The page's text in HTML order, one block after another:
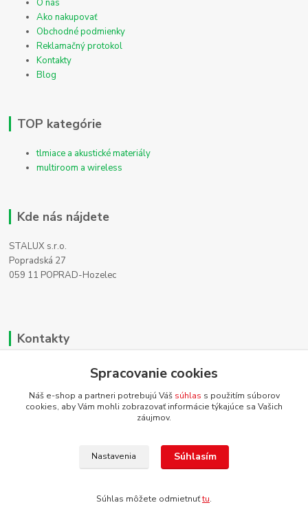
O nás
Ako nakupovať
Obchodné podmienky
Reklamačný protokol
Kontakty
Blog
TOP kategórie
tlmiace a akustické materiály
multiroom a wireless
Kde nás nájdete
STALUX s.r.o.
Popradská 27
059 11 POPRAD-Hozelec
Kontakty
Zákaznícka podpora
+421 911 990 200
(Po-Pia, 8-16 hod.)
Spracovanie cookies
Náš e-shop a partneri potrebujú Váš súhlas s použitím súborov
cookies, aby Vám mohli zobrazovať informácie týkajúce sa Vašich
záujmov.
Nastavenia Súhlasím
Súhlas môžete odmietnuťtu.